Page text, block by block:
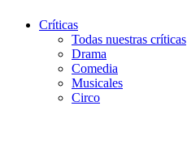
Críticas
Todas nuestras críticas
Drama
Comedia
Musicales
Circo